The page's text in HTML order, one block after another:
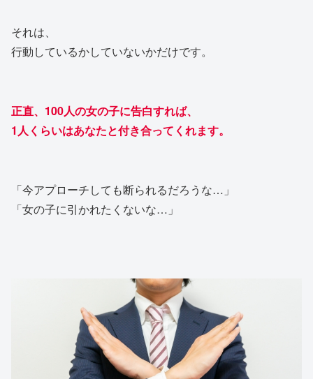
それは、
行動しているかしていないかだけです。
正直、100人の女の子に告白すれば、
1人くらいはあなたと付き合ってくれます。
「今アプローチしても断られるだろうな…」
「女の子に引かれたくないな…」